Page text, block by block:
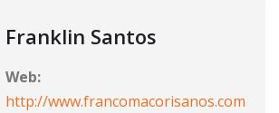
Franklin Santos
Web:
http://www.francomacorisanos.com